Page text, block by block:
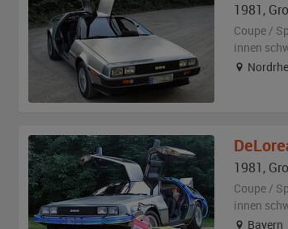
1981,
Coupe /
innen
1981,
Coupe /
innen
Bayern